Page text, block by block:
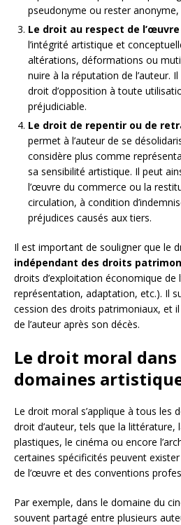
pseudonyme ou rester
Le droit au respect de l’œuvre
l’intégrité artistique et
altérations, déformations ou
nuire à la réputation de l’auteur.
droit d’opposition à toute
préjudiciable.
Le droit de repentir ou de
permet à l’auteur de se
considère plus comme
sa sensibilité artistique. Il peut
l’œuvre du commerce ou la
circulation, à condition
préjudices causés aux tiers.
Il est important de souligner que le
indépendant des droits
droits d’exploitation économique de
représentation, adaptation, etc.). Il
cession des droits patrimoniaux, et
de l’auteur après son décès.
Le droit moral
domaines
Le droit moral s’applique à tous les
droit d’auteur, tels que la littérature,
plastiques, le cinéma ou encore
certaines spécificités peuvent
de l’œuvre et des conventions
Par exemple, dans le domaine du
souvent partagé entre plusieurs